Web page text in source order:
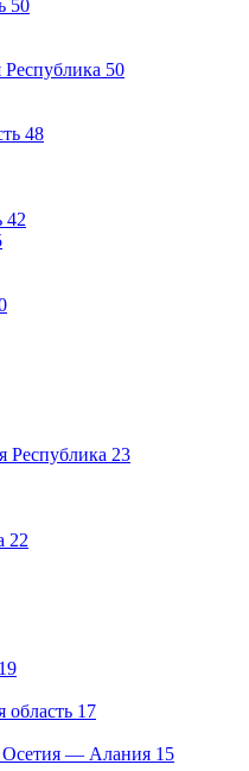
50
Республика 50
48
42
Республика 23
22
19
область 17
Осетия — Алания 15